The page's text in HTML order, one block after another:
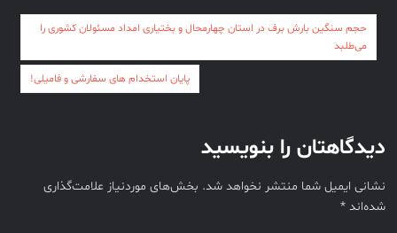
راهبری
نوشته
حجم سنگین بارش برف در استان چهارمحال و بختیاری امداد مسئولان کشوری را
می‌طلبد
پایان استخدام های سفارشی و فامیلی!
دیدگاهتان را بنویسید
نشانی ایمیل شما منتشر نخواهد شد. بخش‌های موردنیاز علامت‌گذاری
شده‌اند*